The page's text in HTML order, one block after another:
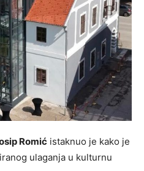
Romić istaknuo je kako je
ulaganja u kulturnu